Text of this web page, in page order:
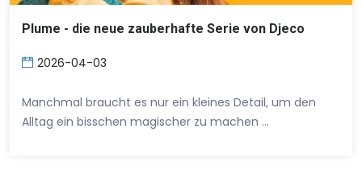
Plume - die neue zauberhafte Serie von Djeco
2026-04-03
Manchmal braucht es nur ein kleines Detail, um den
Alltag ein bisschen magischer zu machen …